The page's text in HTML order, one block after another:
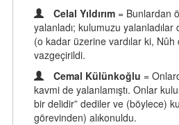
Celal Yıldırım = Bunlardan
yalanladı; kulumuzu
(o kadar üzerine vardılar ki, Nûh
vazgeçirildi.
Cemal Külünkoğlu =
kavmi de yalanlamıştı. Onlar
bir delidir” dediler ve (böylece)
görevinden) alıkonuldu.